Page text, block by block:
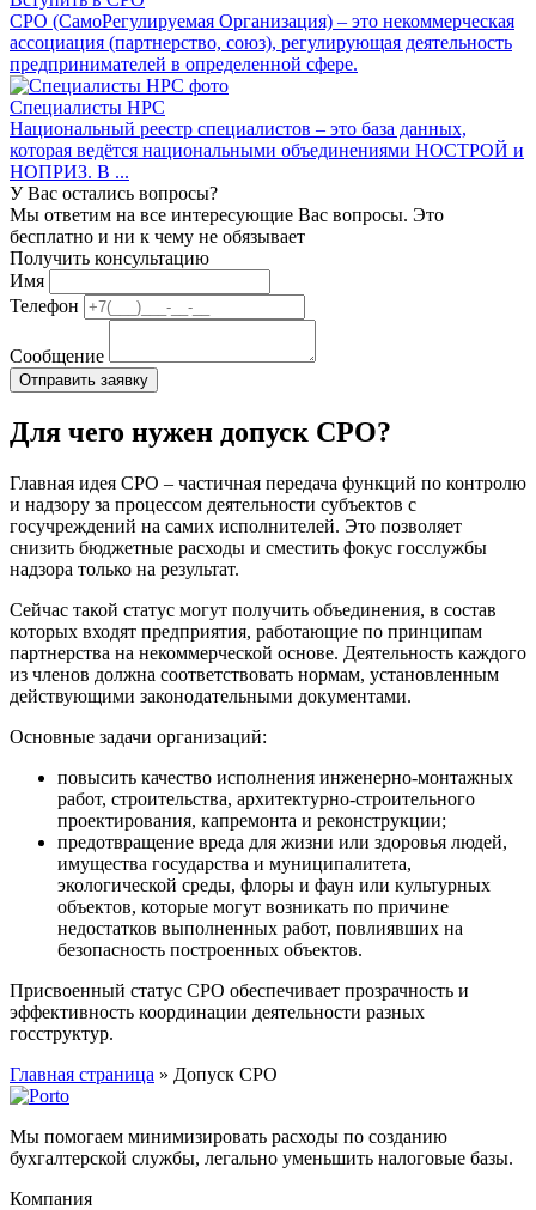
СРО (СамоРегулируемая Организация) – это некоммерческая
ассоциация (партнерство, союз), регулирующая деятельность
предпринимателей в определенной сфере.
Специалисты НРС
Национальный реестр специалистов – это база данных,
которая ведётся национальными объединениями НОСТРОЙ и
НОПРИЗ. В ...
У Вас остались вопросы?
Мы ответим на все интересующие Вас вопросы. Это
бесплатно и ни к чему не обязывает
Получить консультацию
Имя
Телефон
Сообщение
Для чего нужен допуск СРО?
Главная идея СРО – частичная передача функций по контролю
и надзору за процессом деятельности субъектов с
госучреждений на самих исполнителей. Это позволяет
снизить бюджетные расходы и сместить фокус госслужбы
надзора только на результат.
Сейчас такой статус могут получить объединения, в состав
которых входят предприятия, работающие по принципам
партнерства на некоммерческой основе. Деятельность каждого
из членов должна соответствовать нормам, установленным
действующими законодательными документами.
Основные задачи организаций:
повысить качество исполнения инженерно-монтажных
работ, строительства, архитектурно-строительного
проектирования, капремонта и реконструкции;
предотвращение вреда для жизни или здоровья людей,
имущества государства и муниципалитета,
экологической среды, флоры и фаун или культурных
объектов, которые могут возникать по причине
недостатков выполненных работ, повлиявших на
безопасность построенных объектов.
Присвоенный статус СРО обеспечивает прозрачность и
эффективность координации деятельности разных
госструктур.
Главная страница » Допуск СРО
Мы помогаем минимизировать расходы по созданию
бухгалтерской службы, легально уменьшить налоговые базы.
Компания